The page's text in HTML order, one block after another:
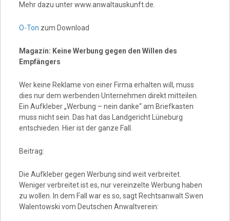
Mehr dazu unter www.anwaltauskunft.de.
O-Ton zum Download
Magazin: Keine Werbung gegen den Willen des
Empfängers
Wer keine Reklame von einer Firma erhalten will, muss
dies nur dem werbenden Unternehmen direkt mitteilen.
Ein Aufkleber „Werbung – nein danke“ am Briefkasten
muss nicht sein. Das hat das Landgericht Lüneburg
entschieden. Hier ist der ganze Fall.
Beitrag:
Die Aufkleber gegen Werbung sind weit verbreitet.
Weniger verbreitet ist es, nur vereinzelte Werbung haben
zu wollen. In dem Fall war es so, sagt Rechtsanwalt Swen
Walentowski vom Deutschen Anwaltverein: